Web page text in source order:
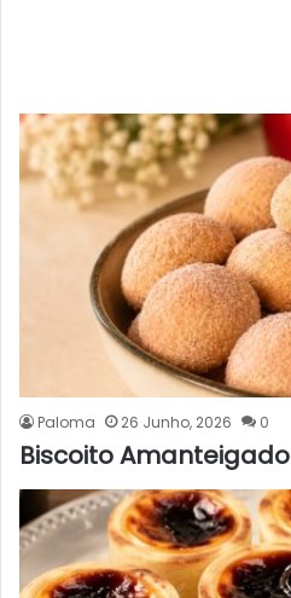
Paloma 26 Junho, 2026 0
Biscoito Amanteigado